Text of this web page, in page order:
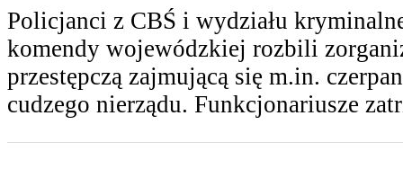
Policjanci z CBŚ i wydziału
komendy wojewódzkiej rozbili
przestępczą zajmującą się m.in.
cudzego nierządu. Funkcjonariusze